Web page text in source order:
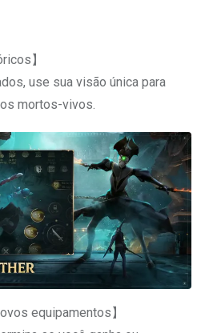
】
use sua visão única para
mortos-vivos.
equipamentos】